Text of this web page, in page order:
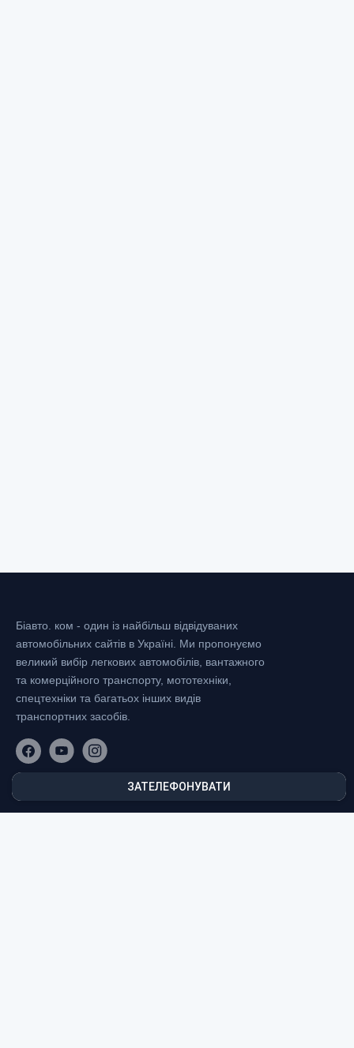
ЗАТЕЛЕФОНУВАТИ
Біавто. ком - один із найбільш відвідуваних
автомобільних сайтів в Україні. Ми пропонуємо
великий вибір легкових автомобілів, вантажного
та комерційного транспорту, мототехніки,
спецтехніки та багатьох інших видів
транспортних засобів.
МІСТА